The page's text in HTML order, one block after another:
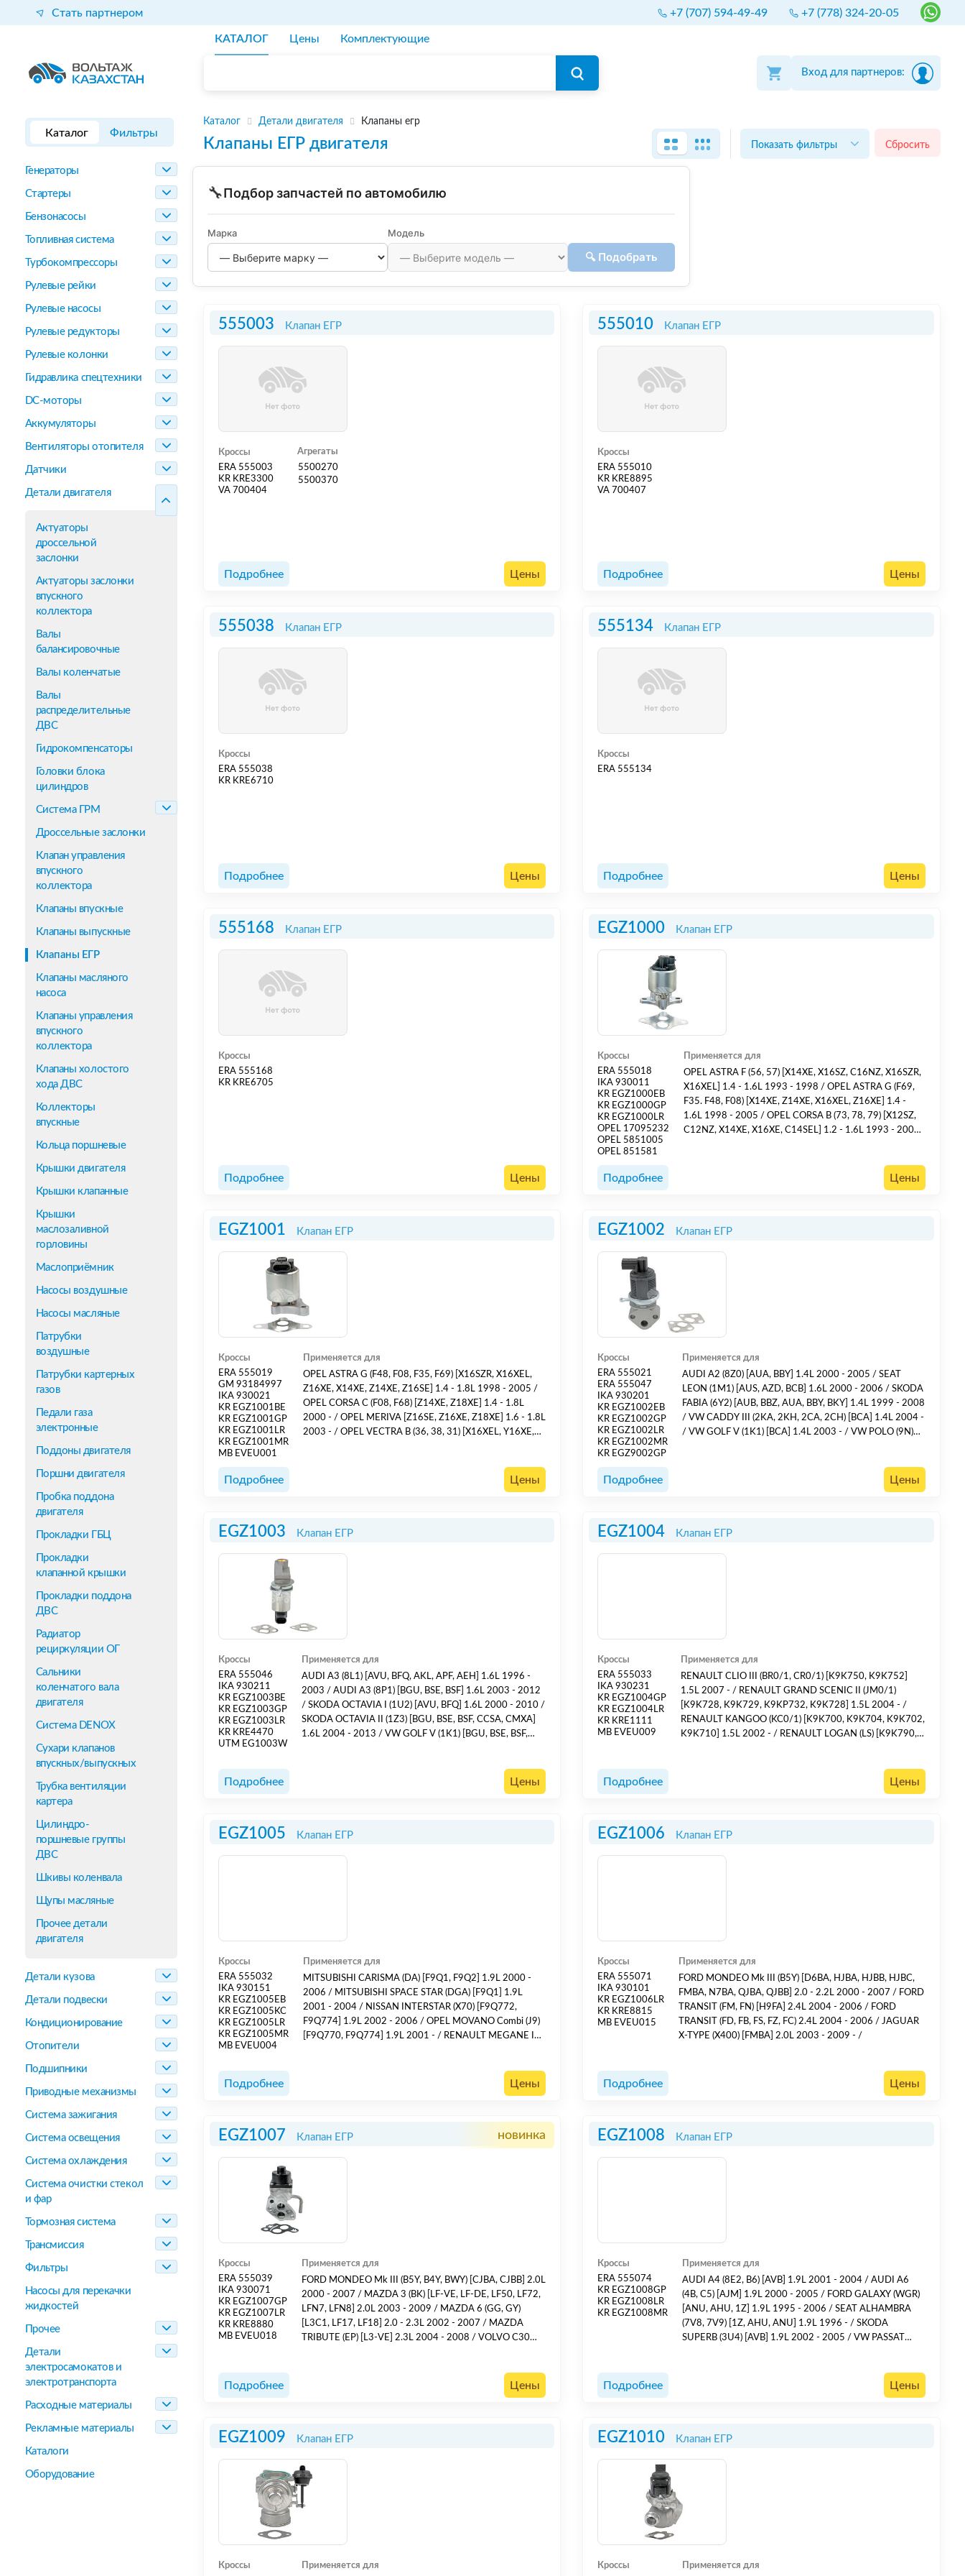
Стать партнером +7 (707) 594-49-49 +7 (778) 324-20-05
КАТАЛОГ Цены Комплектующие
Вход для партнеров:
Каталог Фильтры
Генераторы
Стартеры
Бензонасосы
Топливная система
Турбокомпрессоры
Рулевые рейки
Рулевые насосы
Рулевые редукторы
Рулевые колонки
Гидравлика спецтехники
DC-моторы
Аккумуляторы
Вентиляторы отопителя
Датчики
Детали двигателя
Актуаторы
дроссельной
заслонки
Актуаторы заслонки
впускного
коллектора
Валы
балансировочные
Валы коленчатые
Валы
распределительные
ДВС
Гидрокомпенсаторы
Головки блока
цилиндров
Система ГРМ
Дроссельные заслонки
Клапан управления
впускного
коллектора
Клапаны впускные
Клапаны выпускные
Клапаны ЕГР
Клапаны масляного
насоса
Клапаны управления
впускного
коллектора
Клапаны холостого
хода ДВС
Коллекторы
впускные
Кольца поршневые
Крышки двигателя
Крышки клапанные
Крышки
маслозаливной
горловины
Маслоприёмник
Насосы воздушные
Насосы масляные
Патрубки
воздушные
Патрубки картерных
газов
Педали газа
электронные
Поддоны двигателя
Поршни двигателя
Пробка поддона
двигателя
Прокладки ГБЦ
Прокладки
клапанной крышки
Прокладки поддона
ДВС
Радиатор
рециркуляции ОГ
Сальники
коленчатого вала
двигателя
Система DENOX
Сухари клапанов
впускных/выпускных
Трубка вентиляции
картера
Цилиндро-
поршневые группы
ДВС
Шкивы коленвала
Щупы масляные
Прочее детали
двигателя
Детали кузова
Детали подвески
Кондиционирование
Отопители
Подшипники
Приводные механизмы
Система зажигания
Система освещения
Система охлаждения
Система очистки стекол
и фар
Тормозная система
Трансмиссия
Фильтры
Насосы для перекачки
жидкостей
Прочее
Детали
электросамокатов и
электротранспорта
Расходные материалы
Рекламные материалы
Каталоги
Оборудование
Каталог Детали двигателя Клапаны егр
Клапаны ЕГР двигателя Показать фильтры Сбросить
🔧Подбор запчастей по автомобилю
Марка Модель
🔍 Подобрать
555003 Клапан ЕГР
Кроссы
ERA 555003
KR KRE3300
VA 700404
Агрегаты
5500270
5500370
Подробнее Цены
555010 Клапан ЕГР
Кроссы
ERA 555010
KR KRE8895
VA 700407
Подробнее Цены
555038 Клапан ЕГР
Кроссы
ERA 555038
KR KRE6710
Подробнее Цены
555134 Клапан ЕГР
Кроссы
ERA 555134
Подробнее Цены
555168 Клапан ЕГР
Кроссы
ERA 555168
KR KRE6705
Подробнее Цены
EGZ1000 Клапан ЕГР
Кроссы
ERA 555018
IKA 930011
KR EGZ1000EB
KR EGZ1000GP
KR EGZ1000LR
OPEL 17095232
OPEL 5851005
OPEL 851581
Применяется для
OPEL ASTRA F (56, 57) [X14XE, X16SZ, C16NZ, X16SZR,
X16XEL] 1.4 - 1.6L 1993 - 1998 / OPEL ASTRA G (F69,
F35. F48, F08) [X14XE, Z14XE, X16XEL, Z16XE] 1.4 -
1.6L 1998 - 2005 / OPEL CORSA B (73, 78, 79) [X12SZ,
C12NZ, X14XE, X16XE, C14SEL] 1.2 - 1.6L 1993 - 2000
Z16XE] 1.6L 1995 - 2002 / OPEL ZAFIRA A (F75)
Подробнее Цены
EGZ1001 Клапан ЕГР
Кроссы
ERA 555019
GM 93184997
IKA 930021
KR EGZ1001BE
KR EGZ1001GP
KR EGZ1001LR
KR EGZ1001MR
MB EVEU001
Применяется для
OPEL ASTRA G (F48, F08, F35, F69) [X16SZR, X16XEL,
Z16XE, X14XE, Z14XE, Z16SE] 1.4 - 1.8L 1998 - 2005 /
OPEL CORSA C (F08, F68) [Z14XE, Z18XE] 1.4 - 1.8L
2000 - / OPEL MERIVA [Z16SE, Z16XE, Z18XE] 1.6 - 1.8L
2003 - / OPEL VECTRA B (36, 38, 31) [X16XEL, Y16XE,
ZAFIRA (F75) [X16XEL, Z16XE, X18XE1, Z16YNG] 1.6
Подробнее Цены
EGZ1002 Клапан ЕГР
Кроссы
ERA 555021
ERA 555047
IKA 930201
KR EGZ1002EB
KR EGZ1002GP
KR EGZ1002LR
KR EGZ1002MR
KR EGZ9002GP
Применяется для
AUDI A2 (8Z0) [AUA, BBY] 1.4L 2000 - 2005 / SEAT
LEON (1M1) [AUS, AZD, BCB] 1.6L 2000 - 2006 / SKODA
FABIA (6Y2) [AUB, BBZ, AUA, BBY, BKY] 1.4L 1999 - 2008
/ VW CADDY III (2KA, 2KH, 2CA, 2CH) [BCA] 1.4L 2004 -
/ VW GOLF V (1K1) [BCA] 1.4L 2003 - / VW POLO (9N)
Подробнее Цены
EGZ1003 Клапан ЕГР
Кроссы
ERA 555046
IKA 930211
KR EGZ1003BE
KR EGZ1003GP
KR EGZ1003LR
KR KRE4470
UTM EG1003W
Применяется для
AUDI A3 (8L1) [AVU, BFQ, AKL, APF, AEH] 1.6L 1996 -
2003 / AUDI A3 (8P1) [BGU, BSE, BSF] 1.6L 2003 - 2012
/ SKODA OCTAVIA I (1U2) [AVU, BFQ] 1.6L 2000 - 2010 /
SKODA OCTAVIA II (1Z3) [BGU, BSE, BSF, CCSA, CMXA]
1.6L 2004 - 2013 / VW GOLF V (1K1) [BGU, BSE, BSF,
Подробнее Цены
EGZ1004 Клапан ЕГР
Кроссы
ERA 555033
IKA 930231
KR EGZ1004GP
KR EGZ1004LR
KR KRE1111
MB EVEU009
Применяется для
RENAULT CLIO III (BR0/1, CR0/1) [K9K750, K9K752]
1.5L 2007 - / RENAULT GRAND SCENIC II (JM0/1)
[K9K728, K9K729, K9KP732, K9K728] 1.5L 2004 - /
RENAULT KANGOO (KC0/1) [K9K700, K9K704, K9K702,
K9K710] 1.5L 2002 - / RENAULT LOGAN (LS) [K9K790,
Подробнее Цены
EGZ1005 Клапан ЕГР
Кроссы
ERA 555032
IKA 930151
KR EGZ1005EB
KR EGZ1005KC
KR EGZ1005LR
KR EGZ1005MR
MB EVEU004
Применяется для
MITSUBISHI CARISMA (DA) [F9Q1, F9Q2] 1.9L 2000 -
2006 / MITSUBISHI SPACE STAR (DGA) [F9Q1] 1.9L
2001 - 2004 / NISSAN INTERSTAR (X70) [F9Q772,
F9Q774] 1.9L 2002 - 2006 / OPEL MOVANO Combi (J9)
[F9Q770, F9Q774] 1.9L 2001 - / RENAULT MEGANE I
- 2003 / RENAULT TRAFIC II (JL,FL) [F9Q762, F9Q760]
Подробнее Цены
EGZ1006 Клапан ЕГР
Кроссы
ERA 555071
IKA 930101
KR EGZ1006LR
KR KRE8815
MB EVEU015
Применяется для
FORD MONDEO Mk III (B5Y) [D6BA, HJBA, HJBB, HJBC,
FMBA, N7BA, QJBA, QJBB] 2.0 - 2.2L 2000 - 2007 / FORD
TRANSIT (FM, FN) [H9FA] 2.4L 2004 - 2006 / FORD
TRANSIT (FD, FB, FS, FZ, FC) 2.4L 2004 - 2006 / JAGUAR
X-TYPE (X400) [FMBA] 2.0L 2003 - 2009 - /
Подробнее Цены
EGZ1007 Клапан ЕГР новинка
Кроссы
ERA 555039
IKA 930071
KR EGZ1007GP
KR EGZ1007LR
KR KRE8880
MB EVEU018
Применяется для
FORD MONDEO Mk III (B5Y, B4Y, BWY) [CJBA, CJBB] 2.0L
2000 - 2007 / MAZDA 3 (BK) [LF-VE, LF-DE, LF50, LF72,
LFN7, LFN8] 2.0L 2003 - 2009 / MAZDA 6 (GG, GY)
[L3C1, LF17, LF18] 2.0 - 2.3L 2002 - 2007 / MAZDA
TRIBUTE (EP) [L3-VE] 2.3L 2004 - 2008 / VOLVO C30
Подробнее Цены
EGZ1008 Клапан ЕГР
Кроссы
ERA 555074
KR EGZ1008GP
KR EGZ1008LR
KR EGZ1008MR
Применяется для
AUDI A4 (8E2, B6) [AVB] 1.9L 2001 - 2004 / AUDI A6
(4B, C5) [AJM] 1.9L 2000 - 2005 / FORD GALAXY (WGR)
[ANU, AHU, 1Z] 1.9L 1995 - 2006 / SEAT ALHAMBRA
(7V8, 7V9) [1Z, AHU, ANU] 1.9L 1996 - / SKODA
SUPERB (3U4) [AVB] 1.9L 2002 - 2005 / VW PASSAT
Подробнее Цены
EGZ1009 Клапан ЕГР
Кроссы Применяется для
EGZ1010 Клапан ЕГР
Кроссы Применяется для